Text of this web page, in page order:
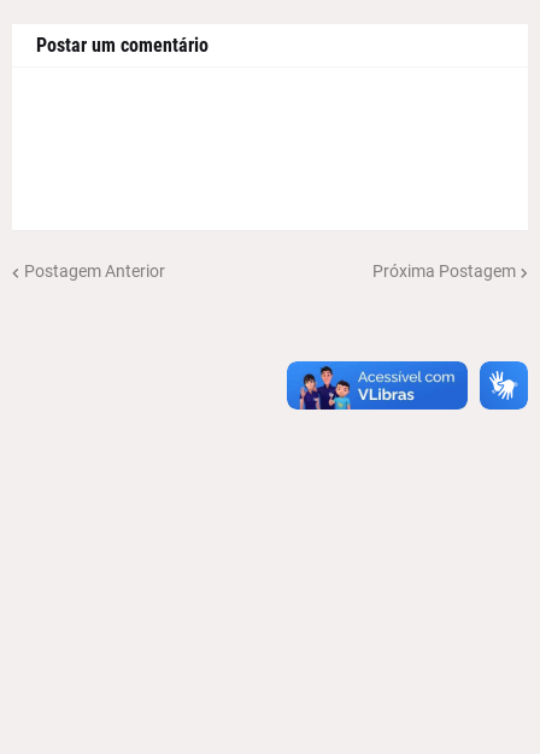
Postar um comentário
Postagem Anterior Próxima Postagem